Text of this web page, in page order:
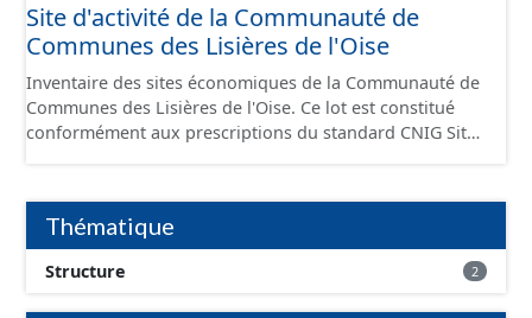
conformément aux prescriptions du standard CNIG Sites
Économiques. Ce lot ne contient pas la référence aux
delà des prescriptions du CNIG se limitant aux SCI.
Site d'activité de la Communauté de
Communes des Lisières de l'Oise
Inventaire des sites économiques de la Communauté de
Communes des Lisières de l'Oise. Ce lot est constitué
conformément aux prescriptions du standard CNIG Sites
Thématique
Structure 2